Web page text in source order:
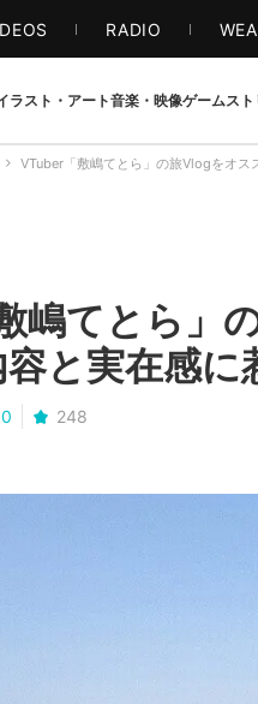
RADIO
ラスト・アート音楽・映像ゲームスト
VTuber「敷嶋てとら」の旅Vlogをオ
嶋てとら」
と実在感に
0
248